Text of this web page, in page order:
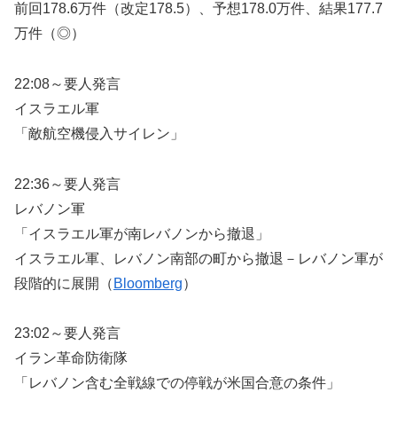
前回178.6万件（改定178.5）、予想178.0万件、結果177.7
万件（◎）
22:08～要人発言
イスラエル軍
「敵航空機侵入サイレン」
22:36～要人発言
レバノン軍
「イスラエル軍が南レバノンから撤退」
イスラエル軍、レバノン南部の町から撤退－レバノン軍が
段階的に展開（ Bloomberg）
23:02～要人発言
イラン革命防衛隊
「レバノン含む全戦線での停戦が米国合意の条件」